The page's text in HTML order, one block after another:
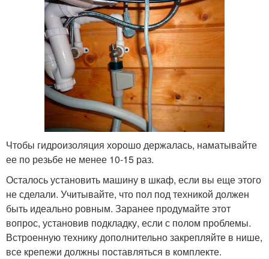
Чтобы гидроизоляция хорошо держалась, наматывайте
ее по резьбе не менее 10-15 раз.
Осталось установить машину в шкаф, если вы еще этого
не сделали. Учитывайте, что пол под техникой должен
быть идеально ровным. Заранее продумайте этот
вопрос, установив подкладку, если с полом проблемы.
Встроенную технику дополнительно закрепляйте в нише,
все крепежи должны поставляться в комплекте.